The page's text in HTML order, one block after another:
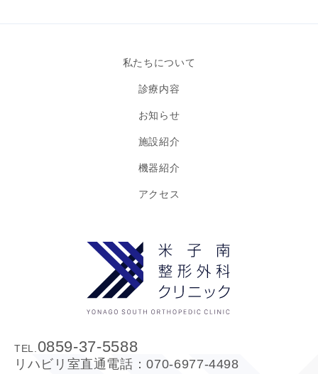
私たちについて
診療内容
お知らせ
施設紹介
機器紹介
アクセス
TEL. 0859-37-5588
リハビリ室直通電話：070-6977-4498